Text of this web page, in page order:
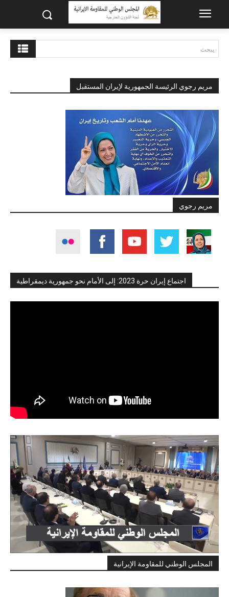
يبحث
مريم رجوي الرئيسة الجمهورية لإيران المستقبل
مريم رجوي
اجتماع إيران حرة 2023: إلى الأمام نحو جمهورية ديمقراطية
المجلس الوطني للمقاومة الإيرانية